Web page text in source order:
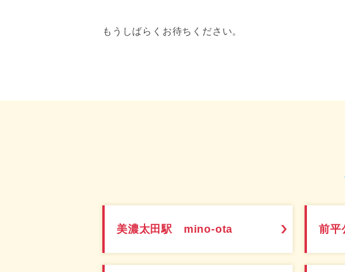
もうしばらくお待ちください。
美濃太田駅 mino-ota 前